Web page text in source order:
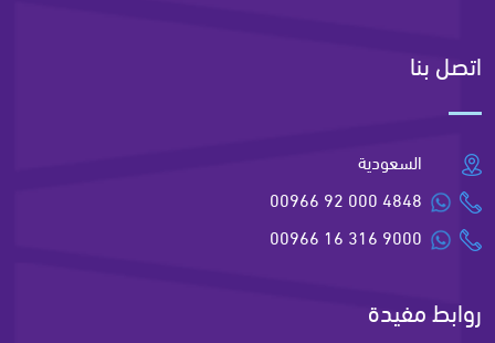
اتصل بنا
السعودية
00966 92 000 4848
00966 16 316 9000
روابط مفيدة